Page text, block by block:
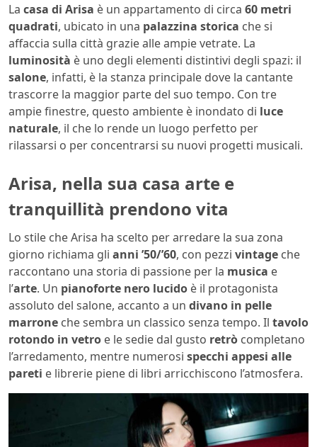
La casa di Arisa è un appartamento di circa 60 metri
quadrati, ubicato in una palazzina storica che si
affaccia sulla città grazie alle ampie vetrate. La
luminosità è uno degli elementi distintivi degli spazi: il
salone, infatti, è la stanza principale dove la cantante
trascorre la maggior parte del suo tempo. Con tre
ampie finestre, questo ambiente è inondato di luce
naturale, il che lo rende un luogo perfetto per
rilassarsi o per concentrarsi su nuovi progetti musicali.
Arisa, nella sua casa arte e
tranquillità prendono vita
Lo stile che Arisa ha scelto per arredare la sua zona
giorno richiama gli anni ’50/’60, con pezzi vintage che
raccontano una storia di passione per la musica e
l’arte. Un pianoforte nero lucido è il protagonista
assoluto del salone, accanto a un divano in pelle
marrone che sembra un classico senza tempo. Il tavolo
rotondo in vetro e le sedie dal gusto retrò completano
l’arredamento, mentre numerosi specchi appesi alle
pareti e librerie piene di libri arricchiscono l’atmosfera.